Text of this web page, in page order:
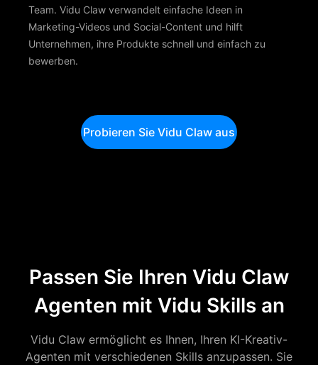
Team. Vidu Claw verwandelt einfache Ideen in
Marketing-Videos und Social-Content und hilft
Unternehmen, ihre Produkte schnell und einfach zu
bewerben.
Probieren Sie Vidu Claw aus
Passen Sie Ihren Vidu Claw
Agenten mit Vidu Skills an
Vidu Claw ermöglicht es Ihnen, Ihren KI-Kreativ-
Agenten mit verschiedenen Skills anzupassen. Sie